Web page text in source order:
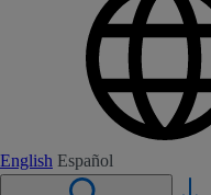
English Español